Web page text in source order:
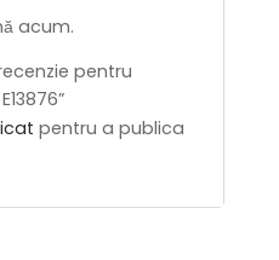
acum.
pentru
pentru a publica